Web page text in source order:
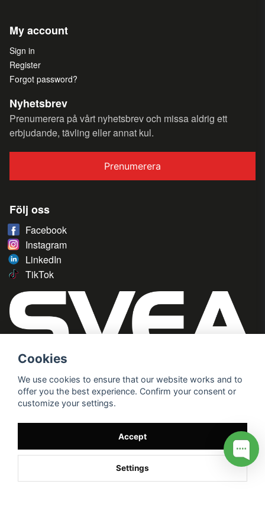
My account
Sign in
Register
Forgot password?
Nyhetsbrev
Prenumerera på vårt nyhetsbrev och missa aldrig ett
erbjudande, tävling eller annat kul.
Prenumerera
Följ oss
Facebook
Instagram
LinkedIn
TikTok
Cookies
We use cookies to ensure that our website works and to
offer you the best experience. Confirm your consent or
customize your settings.
Accept
Settings